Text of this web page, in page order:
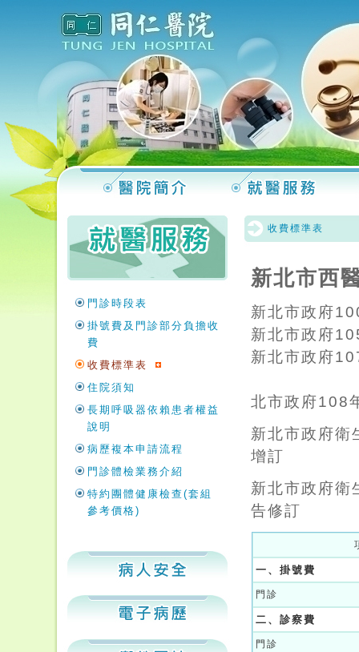
門診時段表
掛號費及門診部分負擔收
費
收費標準表
住院須知
長期呼吸器依賴患者權益
說明
病歷複本申請流程
門診體檢業務介紹
特約團體健康檢查(套組
參考價格)
收費標準表
新北市西
新北市政府
新北市政府
新北市政府
北市政府108
新北市政府
增訂
新北市政府
告修訂
一、掛號費
門診
二、診察費
門診